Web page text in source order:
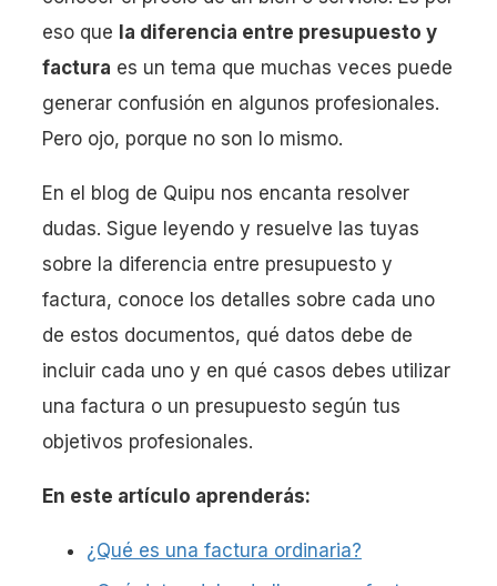
eso que la diferencia entre presupuesto y
factura es un tema que muchas veces puede
generar confusión en algunos profesionales.
Pero ojo, porque no son lo mismo.
En el blog de Quipu nos encanta resolver
dudas. Sigue leyendo y resuelve las tuyas
sobre la diferencia entre presupuesto y
factura, conoce los detalles sobre cada uno
de estos documentos, qué datos debe de
incluir cada uno y en qué casos debes utilizar
una factura o un presupuesto según tus
objetivos profesionales.
En este artículo aprenderás:
¿Qué es una factura ordinaria?